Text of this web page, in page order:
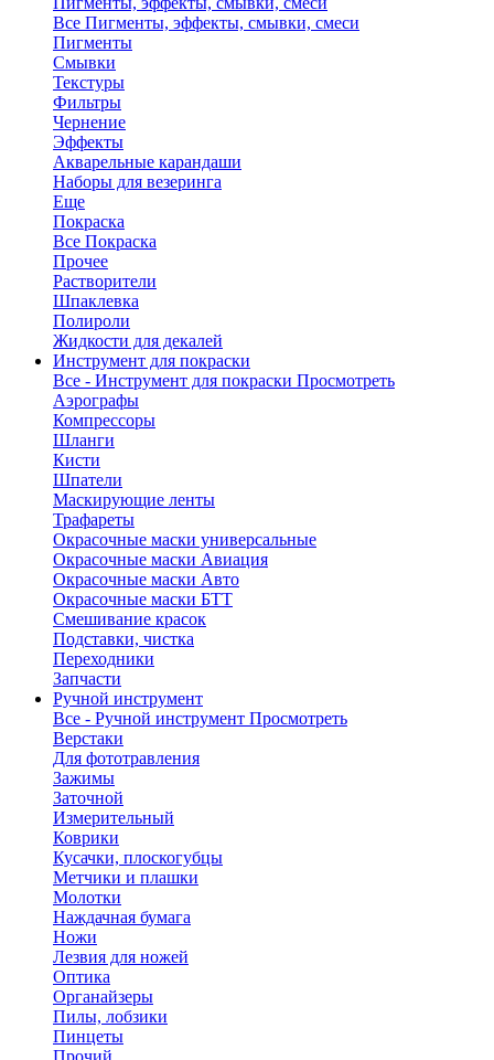
Все Пигменты, эффекты, смывки, смеси
Пигменты
Смывки
Текстуры
Фильтры
Чернение
Эффекты
Акварельные карандаши
Наборы для везеринга
Еще
Покраска
Все Покраска
Прочее
Растворители
Шпаклевка
Полироли
Жидкости для декалей
Инструмент для покраски
Все - Инструмент для покраски Просмотреть
Аэрографы
Компрессоры
Шланги
Кисти
Шпатели
Маскирующие ленты
Трафареты
Окрасочные маски универсальные
Окрасочные маски Авиация
Окрасочные маски Авто
Окрасочные маски БТТ
Смешивание красок
Подставки, чистка
Переходники
Запчасти
Ручной инструмент
Все - Ручной инструмент Просмотреть
Верстаки
Для фототравления
Зажимы
Заточной
Измерительный
Коврики
Кусачки, плоскогубцы
Метчики и плашки
Молотки
Наждачная бумага
Ножи
Лезвия для ножей
Оптика
Органайзеры
Пилы, лобзики
Пинцеты
Прочий